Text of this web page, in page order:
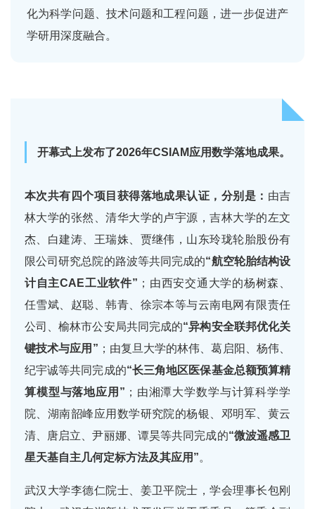
化为科学问题、技术问题和工程问题，进一步促进产
学研用深度融合。
开幕式上发布了2026年CSIAM应用数学落地成果。
本次共有四个项目获得落地成果认证，分别是： 由吉
林大学的张然、清华大学的卢宇源，吉林大学的左文
杰、白建涛、王瑞姝、贾继伟，山东玲珑轮胎股份有
限公司研究总院的路波等共同完成的“航空轮胎结构设
计自主CAE工业软件” ；由西安交通大学的杨树森、
任雪斌、赵聪、韩青、徐宗本等与云南电网有限责任
公司、榆林市公安局共同完成的“异构安全联邦优化关
键技术与应用” ；由复旦大学的林伟、葛启阳、杨伟、
纪宇诚等共同完成的“长三角地区医保基金总额预算精
算模型与落地应用” ；由湘潭大学数学与计算科学学
院、湖南韶峰应用数学研究院的杨银、邓明军、黄云
清、唐启立、尹丽娜、谭昊等共同完成的“微波遥感卫
星天基自主几何定标方法及其应用”。
武汉大学李德仁院士、姜卫平院士，学会理事长包刚